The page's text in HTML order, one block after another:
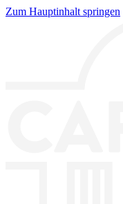
Zum Hauptinhalt springen